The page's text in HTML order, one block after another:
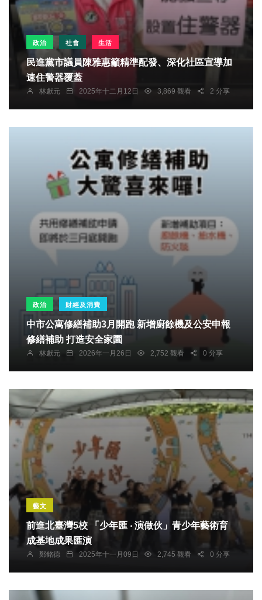
政治 社會 生活
民進黨市議員陳雅惠籲精準配發、深化社區宣導加
速住警器覆蓋
林獻元 2025年十二月12日 3,869 觀看 2 分享
政治 財經及消費
中市公寓修繕補助3月開跑 新增廚餘機及公安申報
修繕補助 打造安全家園
林獻元 2026年一月26日 2,752 觀看 0 分享
藝文
前進北臺灣5校 「少年匯 ‧ 演做伙」青少年藝術育
成基地成果匯演
鄭銘德 2025年十一月09日 2,745 觀看 0 分享